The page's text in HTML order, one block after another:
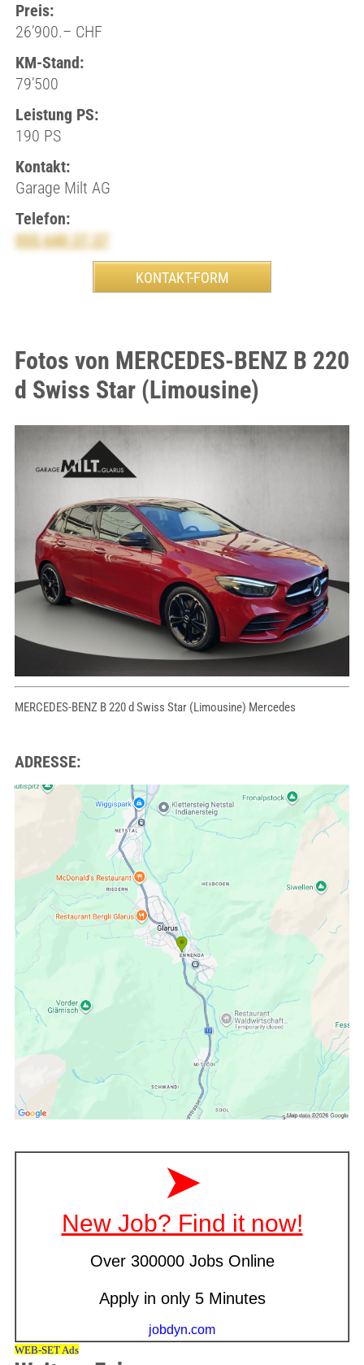
Preis:
26’900.– CHF
KM-Stand:
79’500
Leistung PS:
190 PS
Kontakt:
Garage Milt AG
Telefon:
055 640 27 27
Fotos von MERCEDES-BENZ B 220
d Swiss Star (Limousine)
MERCEDES-BENZ B 220 d Swiss Star (Limousine) Mercedes
ADRESSE: